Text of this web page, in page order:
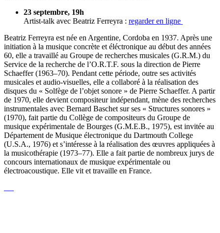
23 septembre, 19h
Artist-talk avec Beatriz Ferreyra : regarder en ligne
Beatriz Ferreyra est née en Argentine, Cordoba en 1937. Après une
initiation à la musique concrète et éléctronique au début des années
60, elle a travaillé au Groupe de recherches musicales (G.R.M.) du
Service de la recherche de l’O.R.T.F. sous la direction de Pierre
Schaeffer (1963–70). Pendant cette période, outre ses activités
musicales et audio-visuelles, elle a collaboré à la réalisation des
disques du « Solfège de l’objet sonore » de Pierre Schaeffer. A partir
de 1970, elle devient compositeur indépendant, mène des recherches
instrumentales avec Bernard Baschet sur ses « Structures sonores »
(1970), fait partie du Collège de compositeurs du Groupe de
musique expérimentale de Bourges (G.M.E.B., 1975), est invitée au
Département de Musique électronique du Dartmouth College
(U.S.A., 1976) et s’intéresse à la réalisation des œuvres appliquées à
la musicothérapie (1973–77). Elle a fait partie de nombreux jurys de
concours internationaux de musique expérimentale ou
électroacoustique. Elle vit et travaille en France.